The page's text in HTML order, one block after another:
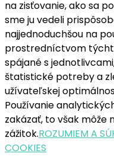
na zisťovanie, ako sa
sme ju vedeli
najjednoduchšou na
prostredníctvom
spájané s
štatistické potreby a
užívateľskej
Používanie
zakázať, to však môže
zážitok.ROZUMIEM A
COOKIES